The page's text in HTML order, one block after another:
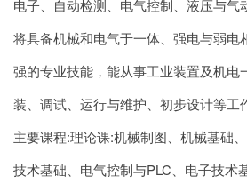
电子、自动检测、电气控制、液压与气
将具备机械和电气于一体、强电与弱电
强的专业技能，能从事工业装置及机电
装、调试、运行与维护、初步设计等工
主要课程:理论课:机械制图、机械基础
技术基础、电气控制与PLC、电子技术基